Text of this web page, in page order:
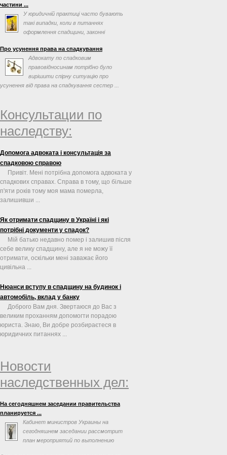
частини ...
У юридичній практиці часто бувають
такі випадки, коли в питаннях
оформлення спадщини, законні
Про усунення права на спадкування
Адвокату по спадковим
правовідносинам потрібно було
вирішити спірну ситуацію про
усунення від права на спадкування сестер ...
Консультации по
наследству:
Допомога адвоката і консультація за
спадковою справою
Привіт. Мені потрібна допомога адвоката у
спадкових справах. Справа в тому, що більше
п'яти років тому моя мама померла,
залишивши ...
Як отримати спадщину в Україні і які
потрібні документи у спадок?
Мій батько недавно помер і залишив після
себе велику спадщину, але я не можу її
отримати, оскільки мені заважає його
цивільна ...
Нюанси вступу в спадщину на будинок і
автомобіль, вклад у банку
Доброго Вам дня. Звертаюся до Вас з
великим проханням допомогти порадою
юриста. Знаю, Ви добре розбираєтеся в
юридичних питаннях ...
Новости
наследственных дел:
На сегодняшнем заседании правительства
планируется ...
Кабинет министров Украины на
сегодняшнем заседании рассмотрит
план мероприятий по выполнению